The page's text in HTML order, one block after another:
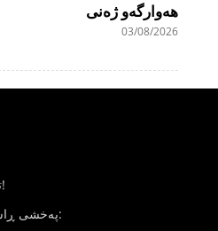
هەوارگەو ژەنی
03/08/2026
JinTV - تەلەڤیزیۆنی ژنان بۆ ژنان!
پەخشی ڕاستەوخۆ بە ڕێگای مانگ دەستکرد: